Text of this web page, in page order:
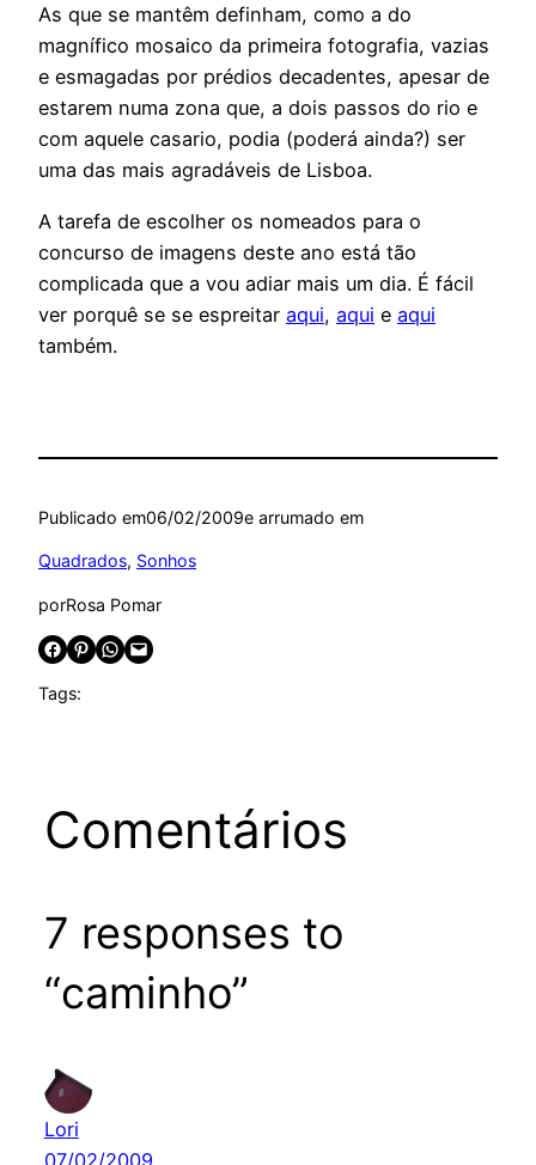
As que se mantêm definham, como a do
magnífico mosaico da primeira fotografia, vazias
e esmagadas por prédios decadentes, apesar de
estarem numa zona que, a dois passos do rio e
com aquele casario, podia (poderá ainda?) ser
uma das mais agradáveis de Lisboa.
A tarefa de escolher os nomeados para o
concurso de imagens deste ano está tão
complicada que a vou adiar mais um dia. É fácil
ver porquê se se espreitar aqui, aqui e aqui
também.
Publicado em06/02/2009e arrumado em
Quadrados, Sonhos
porRosa Pomar
Share on Facebook Share on Pinterest Share on WhatsApp Email this Page
Tags:
Comentários
7 responses to
“caminho”
Lori